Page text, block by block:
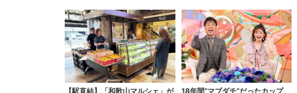
【駅直結】「和歌山マルシェ」が 18年間“マブダチ”だったカップ